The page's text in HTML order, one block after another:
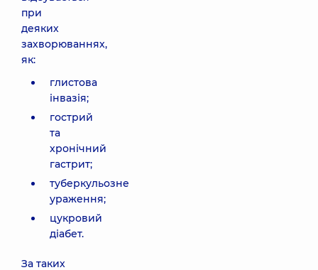
при
деяких
захворюваннях,
як:
глистова
інвазія;
гострий
та
хронічний
гастрит;
туберкульозне
ураження;
цукровий
діабет.
За таких